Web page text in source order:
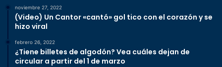
noviembre 27, 2022
(Video) Un Cantor «cantó» gol tico con el corazón y se
hizo viral
febrero 26, 2022
¿Tiene billetes de algodón? Vea cuáles dejan de
circular a partir del 1 de marzo